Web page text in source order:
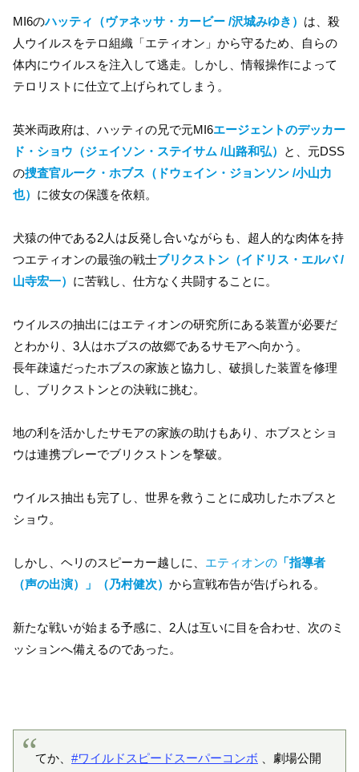
MI6のハッティ（ヴァネッサ・カービー /沢城みゆき） は、殺
人ウイルスをテロ組織「エティオン」から守るため、自らの
体内にウイルスを注入して逃走。しかし、情報操作によって
テロリストに仕立て上げられてしまう。
英米両政府は、ハッティの兄で元MI6エージェントのデッカー
ド・ショウ（ジェイソン・ステイサム /山路和弘）
と、元DSS
の捜査官ルーク・ホブス（ドウェイン・ジョンソン /小山力
也） に彼女の保護を依頼。
犬猿の仲である2人は反発し合いながらも、超人的な肉体を持
つエティオンの最強の戦士ブリクストン（イドリス・エルバ /
山寺宏一） に苦戦し、仕方なく共闘することに。
ウイルスの抽出にはエティオンの研究所にある装置が必要だ
とわかり、3人はホブスの故郷であるサモアへ向かう。
長年疎遠だったホブスの家族と協力し、破損した装置を修理
し、ブリクストンとの決戦に挑む。
地の利を活かしたサモアの家族の助けもあり、ホブスとショ
ウは連携プレーでブリクストンを撃破。
ウイルス抽出も完了し、世界を救うことに成功したホブスと
ショウ。
しかし、ヘリのスピーカー越しに、 エティオンの 「指導者
（声の出演）」（乃村健次） から宣戦布告が告げられる。
新たな戦いが始まる予感に、2人は互いに目を合わせ、次のミ
ッションへ備えるのであった。
てか、 #ワイルドスピードスーパーコンボ 、劇場公開